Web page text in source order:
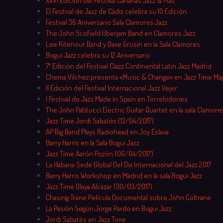
El Festival de Jazz de Cádiz celebra su 10 Edición
Festival 36 Aniversario Sala Clamores Jazz
The John Scofield Überjam Band en Clamores Jazz
Lee Ritenour Band y Dave Grusin en la Sala Clamores
Bogui Jazz celebra su 12 Aniversario
7ª Edición del Festival Clazz Continental Latin Jazz Madrid
Chema Vilchez presenta «Music & Change» en Jazz Time
II Edición del Festival Internacional Jazz Vejer
I Festival de Jazz Made in Spain en Torrelodones
The John Patitucci Electric Guitar Quartet en la sala
Jazz Time Jordi Sabatés (13/04/2017)
AP Big Band Plays Radiohead en Joy Eslava
Barry Harris en la Sala Bogui Jazz
Jazz Time Aarón Pozón (06/04/2017)
La Habana Sede Global Del Día Internacional del Jazz 2017
Barry Harris Workshop en Madrid en la sala Bogui Jazz
Jazz Time Olaya Alcázar (30/03/2017)
Chasing Trane Película Documental sobre John Coltrane
La Pasión Según Jorge Pardo en Bogui Jazz
Jordi Sabatés en Jazz Time